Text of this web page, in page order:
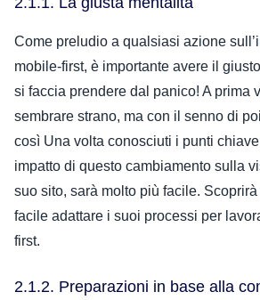
Come preludio a qualsiasi azione
mobile-first, è importante avere il
si faccia prendere dal panico! A prima
sembrare strano, ma con il senno di
così Una volta conosciuti i punti
impatto di questo cambiamento sulla
suo sito, sarà molto più facile.
facile adattare i suoi processi per
first.
2.1.2. Preparazioni in base alla